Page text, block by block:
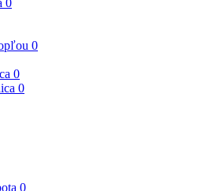
0
0
0
0
0